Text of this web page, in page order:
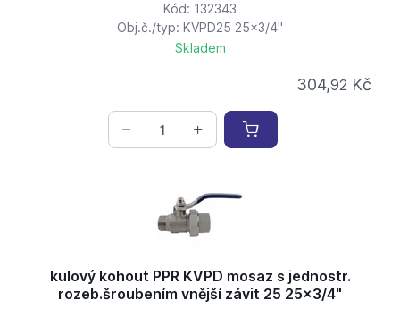
Kód: 132343
Obj.č./typ: KVPD25 25x3/4"
Skladem
304,92 Kč
kulový kohout PPR KVPD mosaz s jednostr.
rozeb.šroubením vnější závit 25 25x3/4"